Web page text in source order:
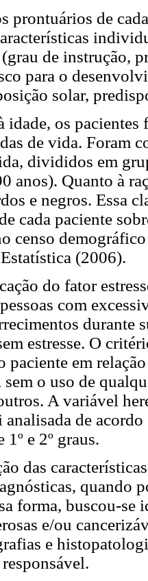
prontuários de
de instrução,
para o
solar,
idade, os
de vida. Foram
divididos em
anos). Quanto à
e negros. Essa
cada paciente
censo
(2006).
do fator
com
durante
estresse. O
paciente em
sem o uso de
A variável
de
e 2º graus.
das
quando
forma, buscou-se
e/ou
e